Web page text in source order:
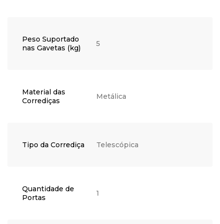
Peso Suportado
nas Gavetas (kg)
5
Material das
Corrediças
Metálica
Tipo da Corrediça Telescópica
Quantidade de
Portas
1